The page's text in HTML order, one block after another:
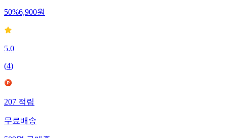
50%6,900원
5.0
(4)
207적립
무료배송